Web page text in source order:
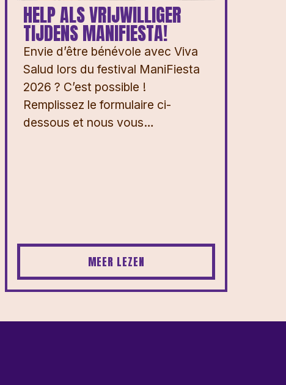
HELP ALS VRIJWILLIGER
TIJDENS MANIFIESTA!
Envie d’être bénévole avec Viva
Salud lors du festival ManiFiesta
2026 ? ⁠⁠C’est possible !
Remplissez le formulaire ci-
dessous et nous vous…
MEER LEZEN